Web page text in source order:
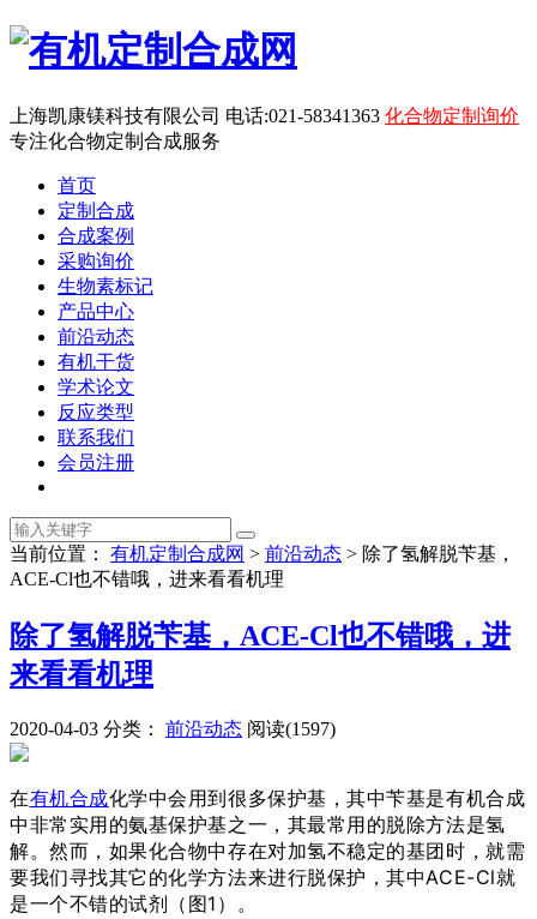
上海凯康镁科技有限公司 电话:021-58341363 化合物定制询价
专注化合物定制合成服务
首页
定制合成
合成案例
采购询价
生物素标记
产品中心
前沿动态
有机干货
学术论文
反应类型
联系我们
会员注册
当前位置： 有机定制合成网 > 前沿动态 > 除了氢解脱苄基，
ACE-Cl也不错哦，进来看看机理
除了氢解脱苄基，ACE-Cl也不错哦，进
来看看机理
2020-04-03 分类： 前沿动态 阅读(1597)
在有机合成化学中会用到很多保护基，其中苄基是有机合成
中非常实用的氨基保护基之一，其最常用的脱除方法是氢
解。然而，如果化合物中存在对加氢不稳定的基团时，就需
要我们寻找其它的化学方法来进行脱保护，其中ACE-Cl就
是一个不错的试剂（图1）。